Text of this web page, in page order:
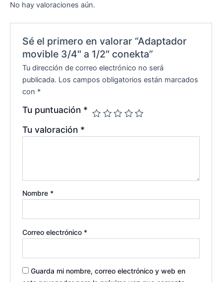
No hay valoraciones aún.
Sé el primero en valorar “Adaptador
movible 3/4″ a 1/2″ conekta”
Tu dirección de correo electrónico no será
publicada. Los campos obligatorios están marcados
con *
Tu puntuación *
Tu valoración *
Nombre *
Correo electrónico *
Guarda mi nombre, correo electrónico y web en